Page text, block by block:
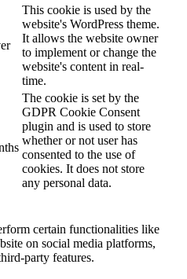
This cookie is used by the
website's WordPress theme.
It allows the website owner
to implement or change the
website's content in real-
time.
The cookie is set by the
GDPR Cookie Consent
plugin and is used to store
whether or not user has
consented to the use of
cookies. It does not store
any personal data.
certain functionalities like
on social media platforms,
party features.